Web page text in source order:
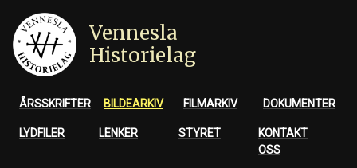
Vennesla
Historielag
ÅRSSKRIFTER BILDEARKIV FILMARKIV DOKUMENTER
LYDFILER LENKER STYRET
KONTAKT
OSS